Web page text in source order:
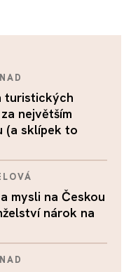
turistických
největším
(a sklípek to
mysli na Českou
nárok na